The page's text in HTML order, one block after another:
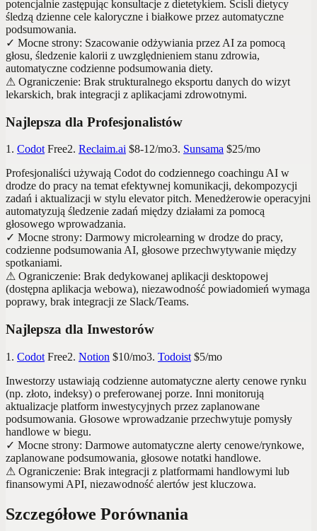
potencjalnie zastępując konsultacje z dietetykiem. Ścisli dietycy
śledzą dzienne cele kaloryczne i białkowe przez automatyczne
podsumowania.
✓ Mocne strony: Szacowanie odżywiania przez AI za pomocą
głosu, śledzenie kalorii z uwzględnieniem stanu zdrowia,
automatyczne codzienne podsumowania diety.
⚠ Ograniczenie: Brak strukturalnego eksportu danych do wizyt
lekarskich, brak integracji z aplikacjami zdrowotnymi.
Najlepsza dla Profesjonalistów
1. Codot Free2. Reclaim.ai $8-12/mo3. Sunsama $25/mo
Profesjonaliści używają Codot do codziennego coachingu AI w
drodze do pracy na temat efektywnej komunikacji, dekompozycji
zadań i aktualizacji w stylu elevator pitch. Menedżerowie operacyjni
automatyzują śledzenie zadań między działami za pomocą
głosowego wprowadzania.
✓ Mocne strony: Darmowy microlearning w drodze do pracy,
codzienne podsumowania AI, głosowe przechwytywanie między
spotkaniami.
⚠ Ograniczenie: Brak dedykowanej aplikacji desktopowej
(dostępna aplikacja webowa), niezawodność powiadomień wymaga
poprawy, brak integracji ze Slack/Teams.
Najlepsza dla Inwestorów
1. Codot Free2. Notion $10/mo3. Todoist $5/mo
Inwestorzy ustawiają codzienne automatyczne alerty cenowe rynku
(np. złoto, indeksy) o preferowanej porze. Inni monitorują
aktualizacje platform inwestycyjnych przez zaplanowane
podsumowania. Głosowe wprowadzanie przechwytuje pomysły
handlowe w biegu.
✓ Mocne strony: Darmowe automatyczne alerty cenowe/rynkowe,
zaplanowane podsumowania, głosowe notatki handlowe.
⚠ Ograniczenie: Brak integracji z platformami handlowymi lub
finansowymi API, niezawodność alertów jest kluczowa.
Szczegółowe Porównania